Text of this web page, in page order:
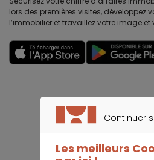
lors des premières visites, développez
l’immobilier et travaillez votre image et
Continuer
Les meilleurs